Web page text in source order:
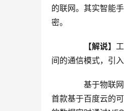
的联网。其实智能
密。
【解说】
间的通信模式，引
基于物联网
首款基于百度云的